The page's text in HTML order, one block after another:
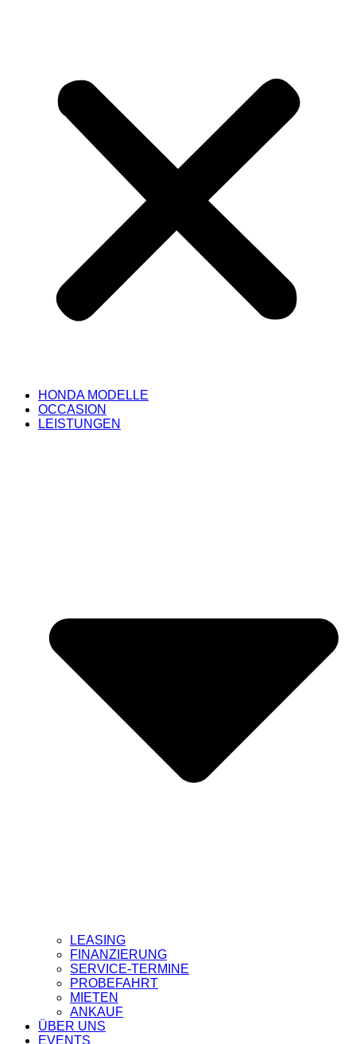
HONDA MODELLE
OCCASION
LEISTUNGEN
LEASING
FINANZIERUNG
SERVICE-TERMINE
PROBEFAHRT
MIETEN
ANKAUF
ÜBER UNS
EVENTS